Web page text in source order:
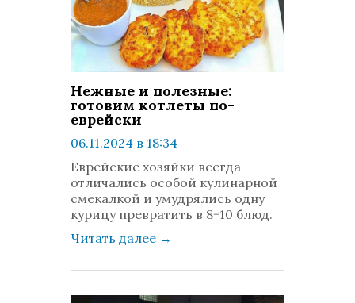
Нежные и полезные:
готовим котлеты по-
еврейски
06.11.2024 в 18:34
просмотров: 725
комментариев: 0
Еврейские хозяйки всегда
отличались особой кулинарной
смекалкой и умудрялись одну
курицу превратить в 8−10 блюд.
Читать далее →